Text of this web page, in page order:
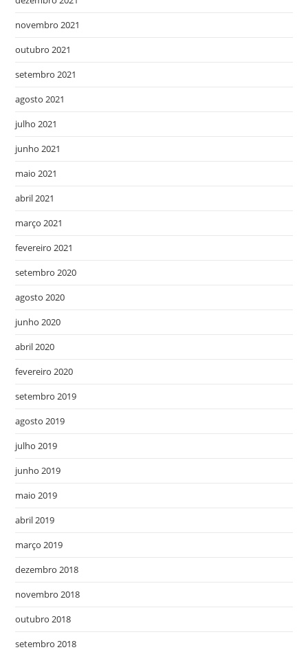
novembro 2021
outubro 2021
setembro 2021
agosto 2021
julho 2021
junho 2021
maio 2021
abril 2021
março 2021
fevereiro 2021
setembro 2020
agosto 2020
junho 2020
abril 2020
fevereiro 2020
setembro 2019
agosto 2019
julho 2019
junho 2019
maio 2019
abril 2019
março 2019
dezembro 2018
novembro 2018
outubro 2018
setembro 2018